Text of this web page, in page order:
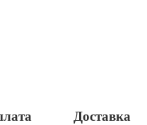
Доставка